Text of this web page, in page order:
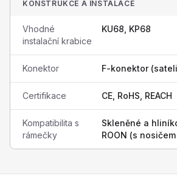
KONSTRUKCE A INSTALACE
Vhodné
instalační krabice
KU68, KP68
Konektor F-konektor
Certifikace CE, RoHS, REACH
Kompatibilita s
rámečky
Skleněné a
ROON (s